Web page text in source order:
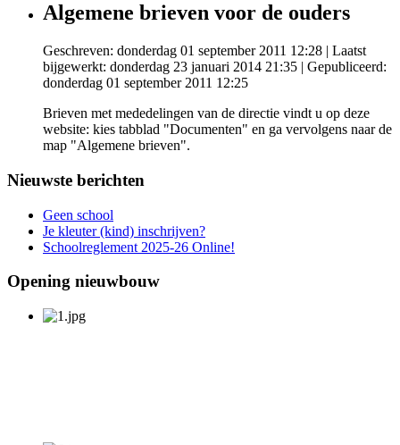
Algemene brieven voor de ouders
Geschreven: donderdag 01 september 2011 12:28 | Laatst
bijgewerkt: donderdag 23 januari 2014 21:35 | Gepubliceerd:
donderdag 01 september 2011 12:25
Brieven met mededelingen van de directie vindt u op deze
website: kies tabblad "Documenten" en ga vervolgens naar de
map "Algemene brieven".
Nieuwste berichten
Geen school
Je kleuter (kind) inschrijven?
Schoolreglement 2025-26 Online!
Opening nieuwbouw